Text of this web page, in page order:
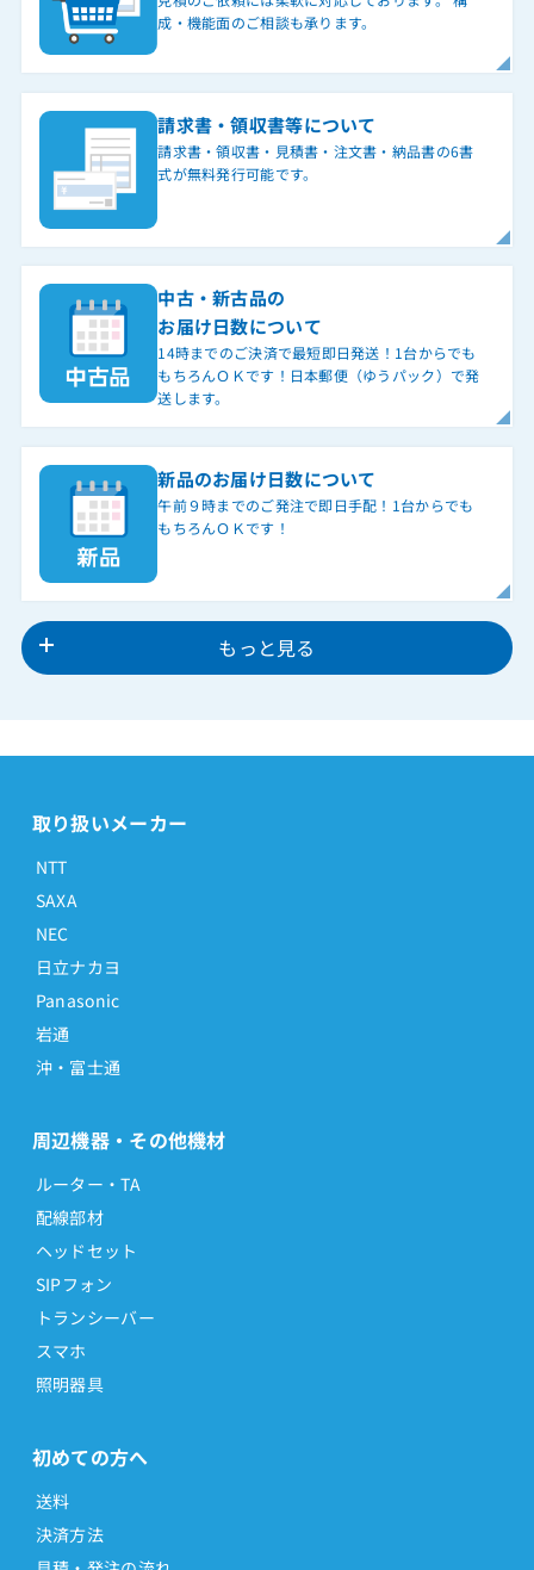
成・機能面のご相談も承ります。
請求書・領収書等について
請求書・領収書・見積書・注文書・納品書の6書
式が無料発行可能です。
中古・新古品の
お届け日数について
14時までのご決済で最短即日発送！1台からでも
もちろんＯＫです！日本郵便（ゆうパック）で発
送します。
新品のお届け日数について
午前９時までのご発注で即日手配！1台からでも
もちろんＯＫです！
もっと見る
取り扱いメーカー
NTT
SAXA
NEC
日立ナカヨ
Panasonic
岩通
沖・富士通
周辺機器・その他機材
ルーター・TA
配線部材
ヘッドセット
SIPフォン
トランシーバー
スマホ
照明器具
初めての方へ
送料
決済方法